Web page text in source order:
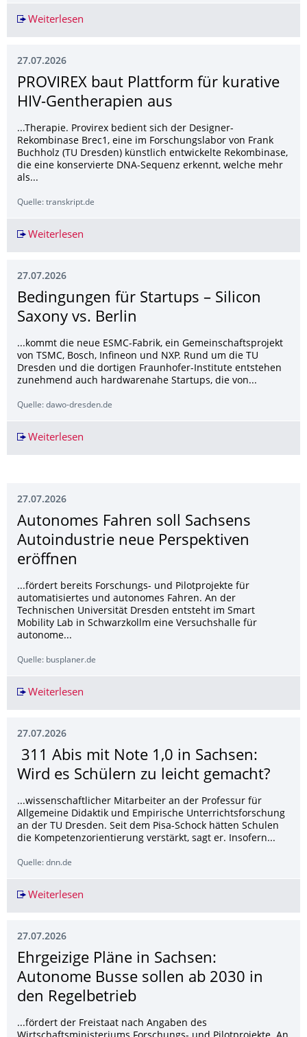
Weiterlesen
27.07.2026
PROVIREX baut Plattform für kurative
HIV-Gentherapien aus
...Therapie. Provirex bedient sich der Designer-
Rekombinase Brec1, eine im Forschungslabor von Frank
Buchholz (TU Dresden) künstlich entwickelte Rekombinase,
die eine konservierte DNA-Sequenz erkennt, welche mehr
als...
Quelle: transkript.de
Weiterlesen
27.07.2026
Bedingungen für Startups – Silicon
Saxony vs. Berlin
...kommt die neue ESMC-Fabrik, ein Gemeinschaftsprojekt
von TSMC, Bosch, Infineon und NXP. Rund um die TU
Dresden und die dortigen Fraunhofer-Institute entstehen
zunehmend auch hardwarenahe Startups, die von...
Quelle: dawo-dresden.de
Weiterlesen
27.07.2026
Autonomes Fahren soll Sachsens
Autoindustrie neue Perspektiven
eröffnen
...fördert bereits Forschungs- und Pilotprojekte für
automatisiertes und autonomes Fahren. An der
Technischen Universität Dresden entsteht im Smart
Mobility Lab in Schwarzkollm eine Versuchshalle für
autonome...
Quelle: busplaner.de
Weiterlesen
27.07.2026
311 Abis mit Note 1,0 in Sachsen:
Wird es Schülern zu leicht gemacht?
...wissenschaftlicher Mitarbeiter an der Professur für
Allgemeine Didaktik und Empirische Unterrichtsforschung
an der TU Dresden. Seit dem Pisa-Schock hätten Schulen
die Kompetenzorientierung verstärkt, sagt er. Insofern...
Quelle: dnn.de
Weiterlesen
27.07.2026
Ehrgeizige Pläne in Sachsen:
Autonome Busse sollen ab 2030 in
den Regelbetrieb
...fördert der Freistaat nach Angaben des